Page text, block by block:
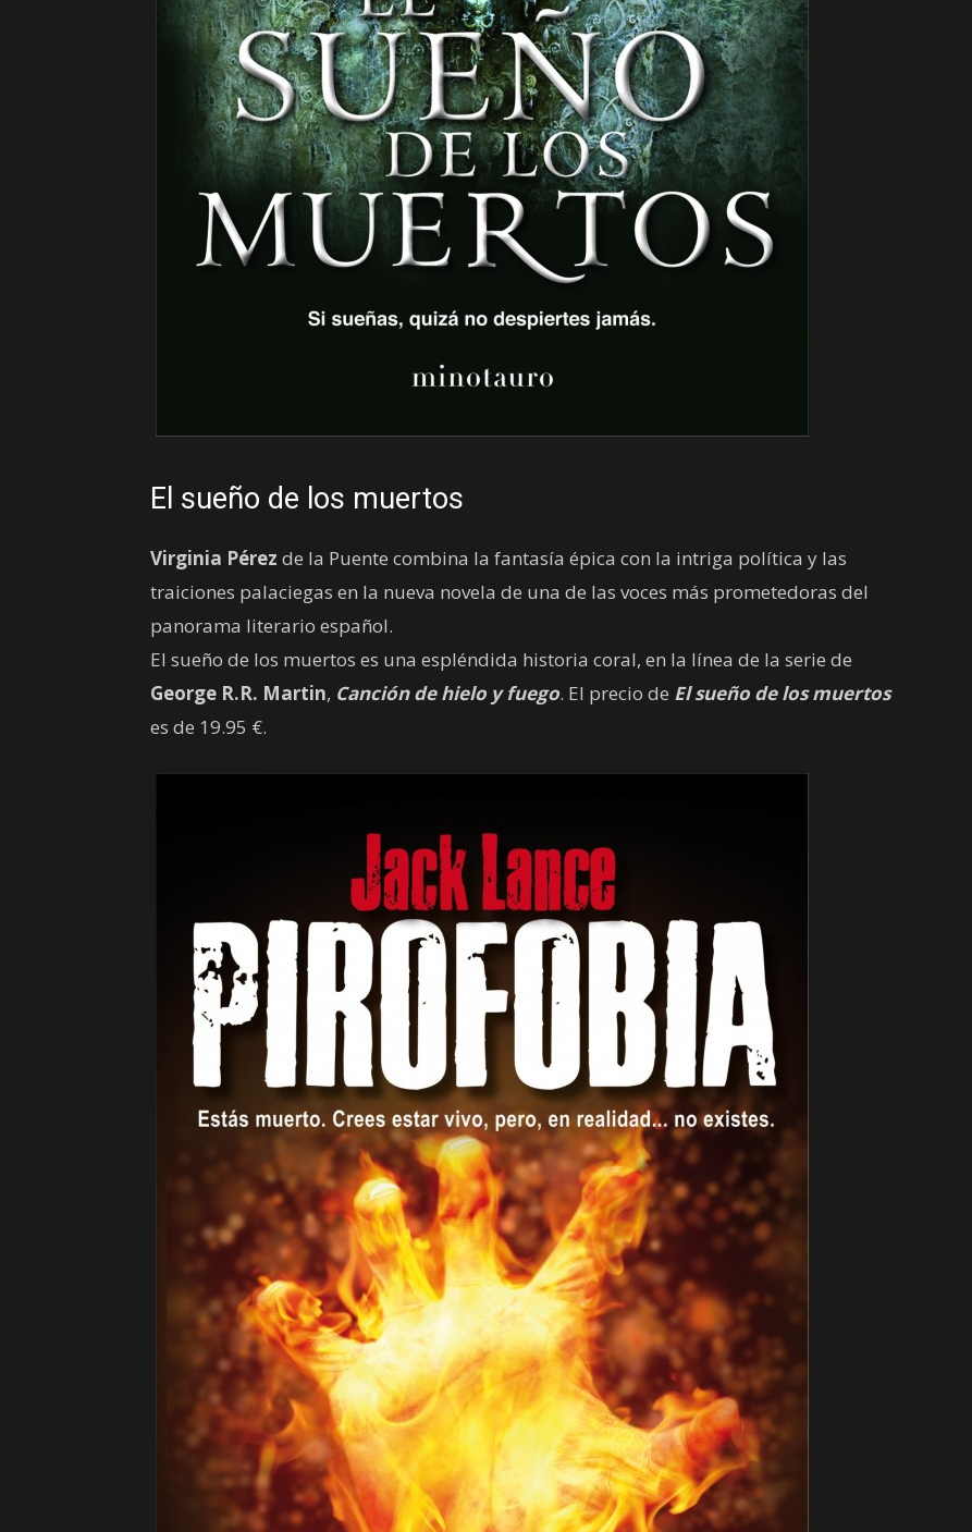
El sueño de los muertos
Virginia Pérez de la Puente combina la fantasía épica con la intriga política y las
traiciones palaciegas en la nueva novela de una de las voces más prometedoras del
panorama literario español.
El sueño de los muertos es una espléndida historia coral, en la línea de la serie de
George R.R. Martin, Canción de hielo y fuego. El precio de El sueño de los muertos
es de 19.95 €.